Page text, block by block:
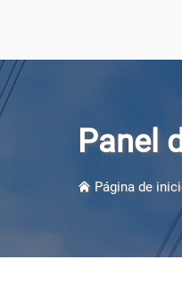
Panel
Página de